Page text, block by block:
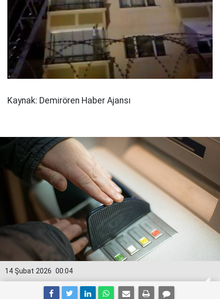
Kaynak: Demirören Haber Ajansı
00:04
14 Şubat 2026